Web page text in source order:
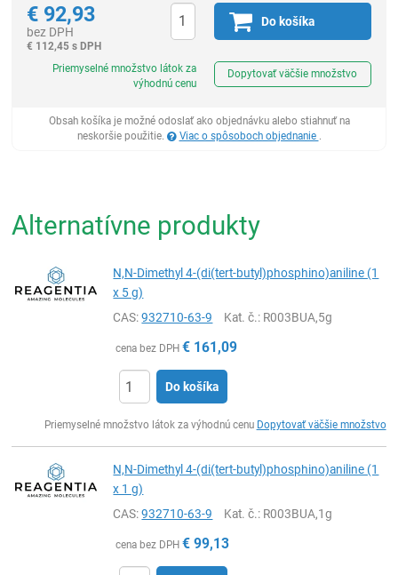
€ 92,93
bez DPH
€ 112,45 s DPH
Do košíka
Priemyselné množstvo látok za
výhodnú cenu
Dopytovať väčšie množstvo
Obsah košíka je možné odoslať ako objednávku alebo stiahnuť na
neskoršie použitie.
Viac o spôsoboch objednanie .
Alternatívne produkty
N,N-Dimethyl 4-(di(tert-butyl)phosphino)aniline (1
x 5 g)
CAS:932710-63-9 Kat. č.: R003BUA,5g
cena bez DPH € 161,09
Do košíka
Priemyselné množstvo látok za výhodnú cenu Dopytovať väčšie množstvo
N,N-Dimethyl 4-(di(tert-butyl)phosphino)aniline (1
x 1 g)
CAS:932710-63-9 Kat. č.: R003BUA,1g
cena bez DPH € 99,13